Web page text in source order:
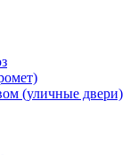
(уличные двери)